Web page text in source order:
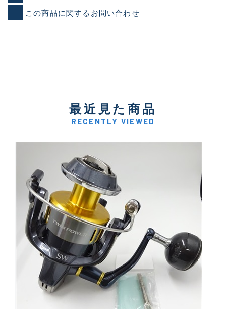
この商品に関するお問い合わせ
最近見た商品
RECENTLY VIEWED